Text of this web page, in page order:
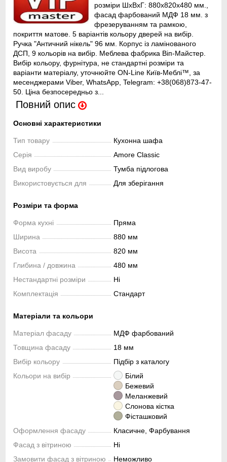
розміри ШхВхГ: 880х820х480 мм.,
фасад фарбований МДФ 18 мм. з
фрезеруванням та рамкою,
покриття матове. 5 варіантів кольору дверей на вибір.
Ручка "Античний нікель" 96 мм. Корпус із ламінованого
ДСП, 9 кольорів на вибір. Меблева фабрика Віп-Майстер.
Вибір кольору, фурнітура, не стандартні розміри та
варіанти матеріалу, уточнюйте ON-Line Київ-Меблі™, за
месенджерами Viber, WhatsApp, Telegram: +38(068)873-47-
50. Ціна безпосередньо з...
Повний опис
Основні характеристики
Тип товару
Кухонна шафа
Серія
Amore Classic
Вид виробу
Тумба підлогова
Використовується для
Для зберігання
Розміри та форма
Форма кухні
Пряма
Ширина
880 мм
Висота
820 мм
Глибина / довжина
480 мм
Нестандартні розміри
Ні
Комплектація
Стандарт
Матеріали та кольори
Матеріал фасаду
МДФ фарбований
Товщина фасаду
18 мм
Вибір кольору
Підбір з каталогу
Кольори на вибір
Білий
Бежевий
Меланжевий
Слонова кістка
Фісташковий
Оформлення фасаду
Класичне, Фарбування
Фасад з вітриною
Ні
Замовити фасад з вітриною
Неможливо